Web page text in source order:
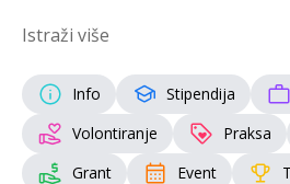
Istraži više
Info Stipendija
Volontiranje
Praksa
Grant
Event